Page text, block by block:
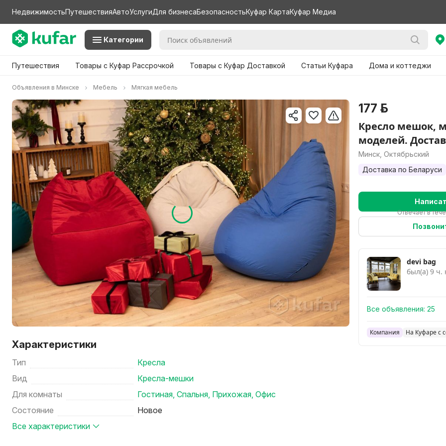
НедвижимостьПутешествияАвтоУслугиДля бизнесаБезопасностьКуфар КартаКуфар Медиа
Категории
Путешествия Товары с Куфар Рассрочкой Товары с Куфар Доставкой Статьи Куфара Дома и коттеджи
Объявления в Минске Мебель Мягкая мебель
Характеристики
Тип
Кресла
Вид
Кресла-мешки
Для комнаты
Гостиная,Спальня, Прихожая,Офис
Состояние
Новое
Все характеристики
177 р.
Кресло мешок,
моделей.
Минск, Октябрьский
Доставка по Беларуси
Отвечает в
devi bag
был(а) 9 ч.
Все объявления: 25
Компания На Куфаре с